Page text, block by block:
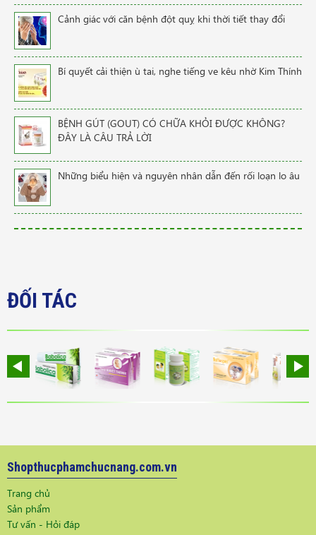
Cảnh giác với căn bệnh đột quỵ khi thời tiết thay đổi
Bí quyết cải thiện ù tai, nghe tiếng ve kêu nhờ Kim Thính
BỆNH GÚT (GOUT) CÓ CHỮA KHỎI ĐƯỢC KHÔNG?
ĐÂY LÀ CÂU TRẢ LỜI
Những biểu hiện và nguyên nhân dẫn đến rối loạn lo âu
ĐỐI TÁC
Shopthucphamchucnang.com.vn
Trang chủ
Sản phẩm
Tư vấn - Hỏi đáp